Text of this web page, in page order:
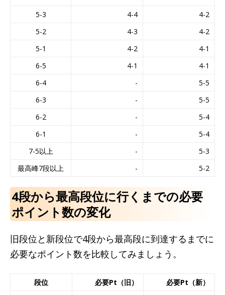
5-3
4-4
4-2
5-2
4-3
4-2
5-1
4-2
4-1
6-5
4-1
4-1
6-4
-
5-5
6-3
-
5-5
6-2
-
5-4
6-1
-
5-4
7-5以上
-
5-3
最高峰7段以上
- 5-2
4段から最高段位に行くまでの必要
ポイント数の変化
旧段位と新段位で4段から最高段に到達するまでに
必要なポイント数を比較してみましょう。
段位 必要Pt（旧）
必要Pt（新）